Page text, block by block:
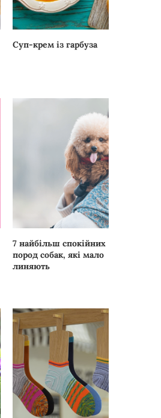
Суп-крем із гарбуза
7 найбільш спокійних
пород собак, які мало
линяють